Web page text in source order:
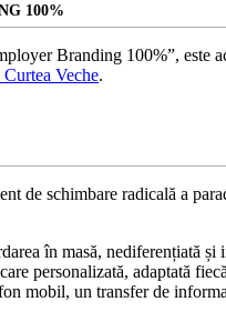
100%
Branding 100%”, este
Veche.
de schimbare radicală a
în masă, nediferențiată și
personalizată, adaptată
mobil, un transfer de